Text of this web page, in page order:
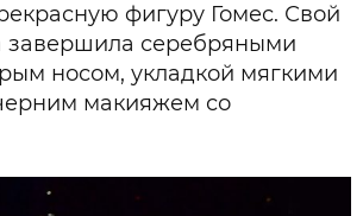
фигуру Гомес. Свой
завершила серебряными
носом, укладкой мягкими
макияжем со